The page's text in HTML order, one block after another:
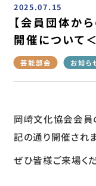
2025.07.15
【会員団体か
開催について
芸能部会 お知ら
岡崎文化協会会員
記の通り開催されま
ぜひ皆様ご来場く